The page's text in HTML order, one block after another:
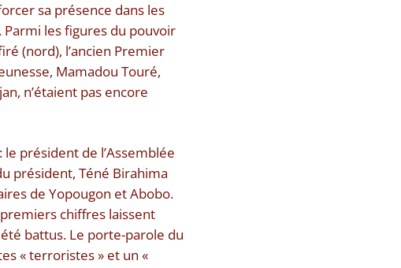
sa présence dans les
les figures du pouvoir
(nord), l’ancien Premier
Mamadou Touré,
n’étaient pas encore
président de l’Assemblée
président, Téné Birahima
de Yopougon et Abobo.
chiffres laissent
battus. Le porte-parole du
« terroristes » et un «